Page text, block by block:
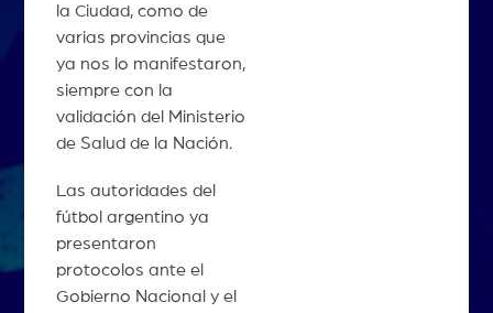
la Ciudad, como de
varias provincias que
ya nos lo manifestaron,
siempre con la
validación del Ministerio
de Salud de la Nación.
Las autoridades del
fútbol argentino ya
presentaron
protocolos ante el
Gobierno Nacional y el